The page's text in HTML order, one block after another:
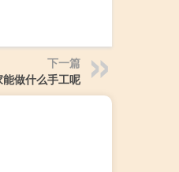
下一篇
做什么手工呢